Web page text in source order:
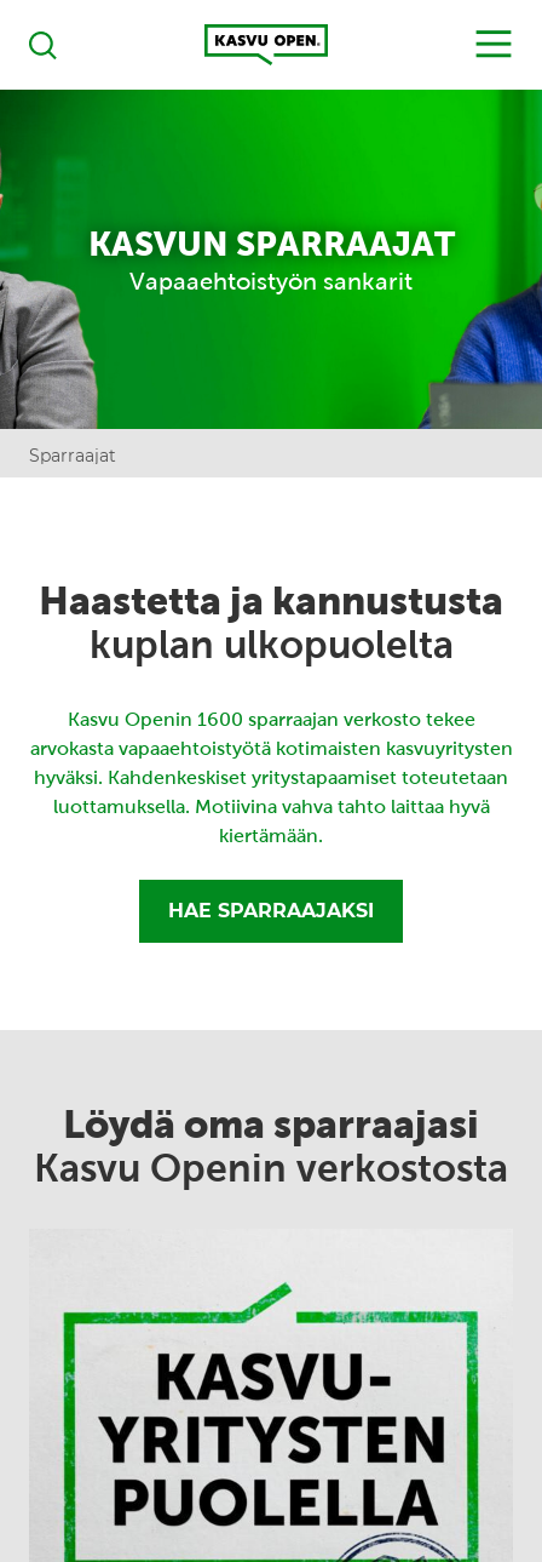
Haku
Kasvu Open
MENU
KASVUN SPARRAAJAT
Vapaaehtoistyön sankarit
Sparraajat
Haastetta ja kannustusta
kuplan ulkopuolelta
Kasvu Openin 1600 sparraajan verkosto tekee
arvokasta vapaaehtoistyötä kotimaisten kasvuyritysten
hyväksi. Kahdenkeskiset yritystapaamiset toteutetaan
luottamuksella. Motiivina vahva tahto laittaa hyvä
kiertämään.
HAE SPARRAAJAKSI
Löydä oma sparraajasi
Kasvu Openin verkostosta